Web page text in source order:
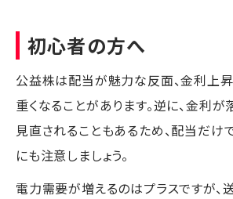
初心者の方へ
公益株は配当が魅力な反面、金利上
重くなることがあります。逆に、金利
見直されることもあるため、配当だけ
にも注意しましょう。
電力需要が増えるのはプラスですが、